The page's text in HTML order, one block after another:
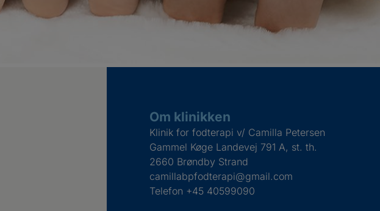
Om klinikken
Klinik for fodterapi v/ Camilla Petersen
Gammel Køge Landevej 791 A, st. th.
2660 Brøndby Strand
camillabpfodterapi@gmail.com
Telefon +45 40599090